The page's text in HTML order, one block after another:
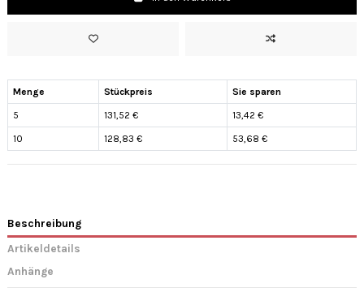
Menge Stückpreis Sie sparen
5 131,52 € 13,42 €
10 128,83 € 53,68 €
Beschreibung
Artikeldetails
Anhänge